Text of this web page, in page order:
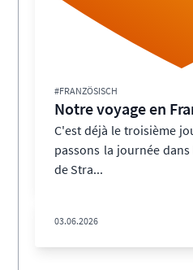
#FRANZÖSISCH
Notre voyage en
C'est déjà le troisième
passons la journée
de Stra...
03.06.2026